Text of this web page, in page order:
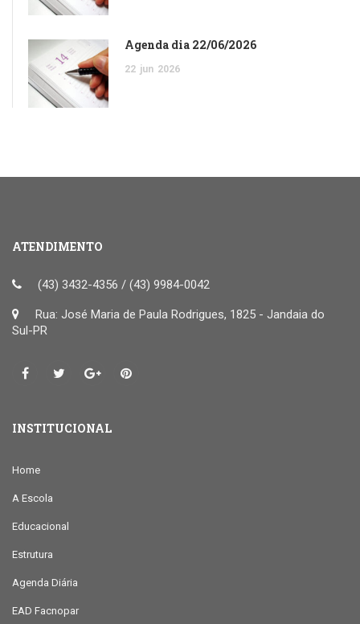
Agenda dia 22/06/2026
22 jun 2026
ATENDIMENTO
(43) 3432-4356 / (43) 9984-0042
Rua: José Maria de Paula Rodrigues, 1825 - Jandaia do
Sul-PR
INSTITUCIONAL
Home
A Escola
Educacional
Estrutura
Agenda Diária
EAD Facnopar